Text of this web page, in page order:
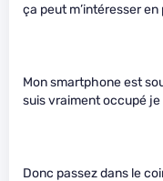
ça peut m’intéresser
Mon smartphone est
suis vraiment occupé je
Donc passez dans le